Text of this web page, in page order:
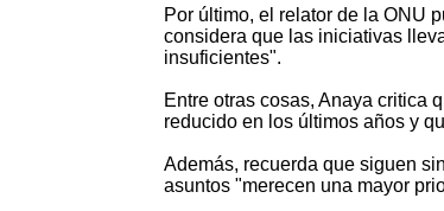
Por último, el relator de la ONU
considera que las iniciativas
insuficientes".
Entre otras cosas, Anaya critica
reducido en los últimos años y
Además, recuerda que siguen
asuntos "merecen una mayor